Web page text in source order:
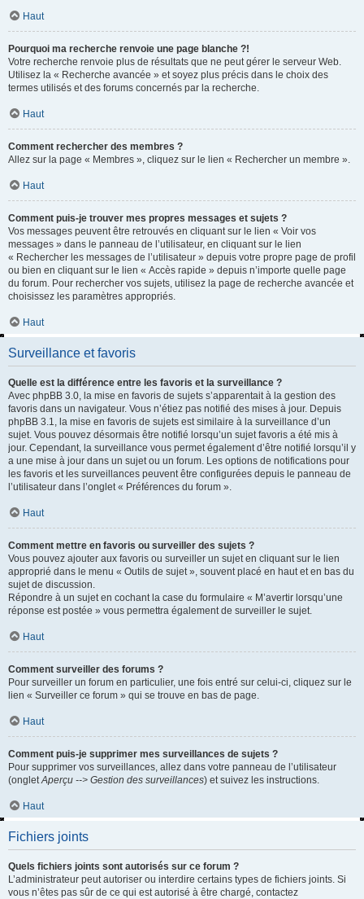
Haut
Pourquoi ma recherche renvoie une page blanche ?!
Votre recherche renvoie plus de résultats que ne peut gérer le serveur Web.
Utilisez la « Recherche avancée » et soyez plus précis dans le choix des
termes utilisés et des forums concernés par la recherche.
Haut
Comment rechercher des membres ?
Allez sur la page « Membres », cliquez sur le lien « Rechercher un membre ».
Haut
Comment puis-je trouver mes propres messages et sujets ?
Vos messages peuvent être retrouvés en cliquant sur le lien « Voir vos
messages » dans le panneau de l’utilisateur, en cliquant sur le lien
« Rechercher les messages de l’utilisateur » depuis votre propre page de profil
ou bien en cliquant sur le lien « Accès rapide » depuis n’importe quelle page
du forum. Pour rechercher vos sujets, utilisez la page de recherche avancée et
choisissez les paramètres appropriés.
Haut
Surveillance et favoris
Quelle est la différence entre les favoris et la surveillance ?
Avec phpBB 3.0, la mise en favoris de sujets s’apparentait à la gestion des
favoris dans un navigateur. Vous n’étiez pas notifié des mises à jour. Depuis
phpBB 3.1, la mise en favoris de sujets est similaire à la surveillance d’un
sujet. Vous pouvez désormais être notifié lorsqu’un sujet favoris a été mis à
jour. Cependant, la surveillance vous permet également d’être notifié lorsqu’il y
a une mise à jour dans un sujet ou un forum. Les options de notifications pour
les favoris et les surveillances peuvent être configurées depuis le panneau de
l’utilisateur dans l’onglet « Préférences du forum ».
Haut
Comment mettre en favoris ou surveiller des sujets ?
Vous pouvez ajouter aux favoris ou surveiller un sujet en cliquant sur le lien
approprié dans le menu « Outils de sujet », souvent placé en haut et en bas du
sujet de discussion.
Répondre à un sujet en cochant la case du formulaire « M’avertir lorsqu’une
réponse est postée » vous permettra également de surveiller le sujet.
Haut
Comment surveiller des forums ?
Pour surveiller un forum en particulier, une fois entré sur celui-ci, cliquez sur le
lien « Surveiller ce forum » qui se trouve en bas de page.
Haut
Comment puis-je supprimer mes surveillances de sujets ?
Pour supprimer vos surveillances, allez dans votre panneau de l’utilisateur
(ongletAperçu --> Gestion des surveillances) et suivez les instructions.
Haut
Fichiers joints
Quels fichiers joints sont autorisés sur ce forum ?
L’administrateur peut autoriser ou interdire certains types de fichiers joints. Si
vous n’êtes pas sûr de ce qui est autorisé à être chargé, contactez